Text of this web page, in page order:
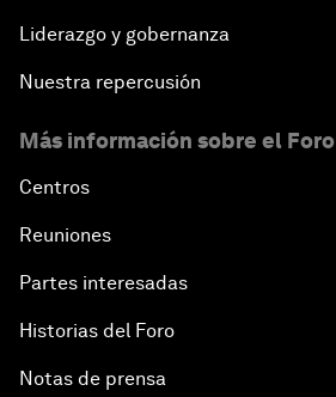
Liderazgo y gobernanza
Nuestra repercusión
Más información sobre el Foro
Centros
Reuniones
Partes interesadas
Historias del Foro
Notas de prensa